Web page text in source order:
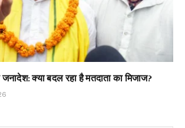
क्या बदल रहा है मतदाता का मिजाज?